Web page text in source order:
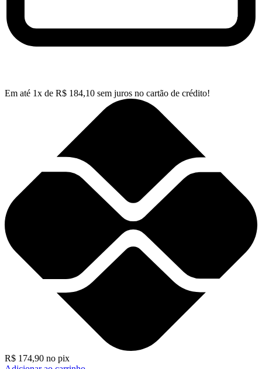
Em até 1x de R$ 184,10 sem juros no cartão de crédito!
R$ 174,90 no pix